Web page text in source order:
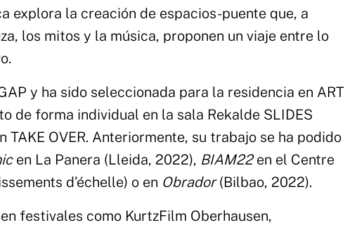
explora la creación de espacios-puente que, a
los mitos y la música, proponen un viaje entre lo
y ha sido seleccionada para la residencia en ART
de forma individual en la sala Rekalde SLIDES
OVER. Anteriormente, su trabajo se ha podido
en La Panera (Lleida, 2022), BIAM22en el Centre
d’échelle) o en Obrador(Bilbao, 2022).
festivales como KurtzFilm Oberhausen,